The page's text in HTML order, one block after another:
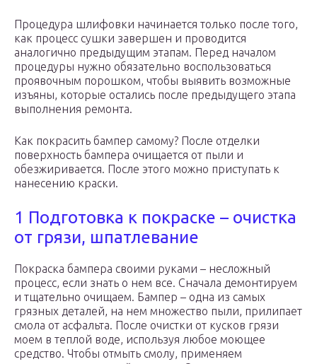
Процедура шлифовки начинается только после того,
как процесс сушки завершен и проводится
аналогично предыдущим этапам. Перед началом
процедуры нужно обязательно воспользоваться
проявочным порошком, чтобы выявить возможные
изъяны, которые остались после предыдущего этапа
выполнения ремонта.
Как покрасить бампер самому? После отделки
поверхность бампера очищается от пыли и
обезжиривается. После этого можно приступать к
нанесению краски.
1 Подготовка к покраске – очистка
от грязи, шпатлевание
Покраска бампера своими руками – несложный
процесс, если знать о нем все. Сначала демонтируем
и тщательно очищаем. Бампер – одна из самых
грязных деталей, на нем множество пыли, прилипает
смола от асфальта. После очистки от кусков грязи
моем в теплой воде, используя любое моющее
средство. Чтобы отмыть смолу, применяем